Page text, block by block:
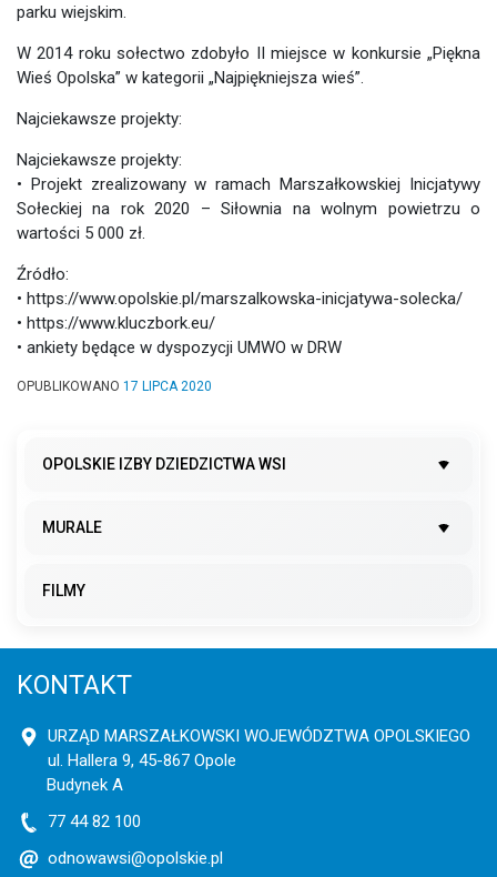
parku wiejskim.
W 2014 roku sołectwo zdobyło II miejsce w konkursie „Piękna
Wieś Opolska” w kategorii „Najpiękniejsza wieś”.
Najciekawsze projekty:
Najciekawsze projekty:
• Projekt zrealizowany w ramach Marszałkowskiej Inicjatywy
Sołeckiej na rok 2020 – Siłownia na wolnym powietrzu o
wartości 5 000 zł.
Źródło:
• https://www.opolskie.pl/marszalkowska-inicjatywa-solecka/
• https://www.kluczbork.eu/
• ankiety będące w dyspozycji UMWO w DRW
OPUBLIKOWANO 17 LIPCA 2020
OPOLSKIE IZBY DZIEDZICTWA WSI
MURALE
FILMY
KONTAKT
URZĄD MARSZAŁKOWSKI WOJEWÓDZTWA OPOLSKIEGO
ul. Hallera 9, 45-867 Opole
Budynek A
77 44 82 100
odnowawsi@opolskie.pl